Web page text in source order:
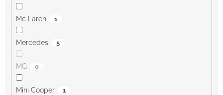
Mc Laren 1
Mercedes 5
MG 0
Mini Cooper 1